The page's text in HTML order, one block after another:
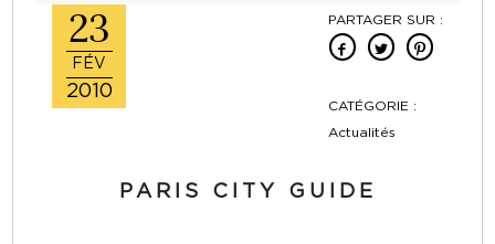
23
FÉV
2010
PARTAGER SUR :
CATÉGORIE :
Actualités
PARIS CITY GUIDE